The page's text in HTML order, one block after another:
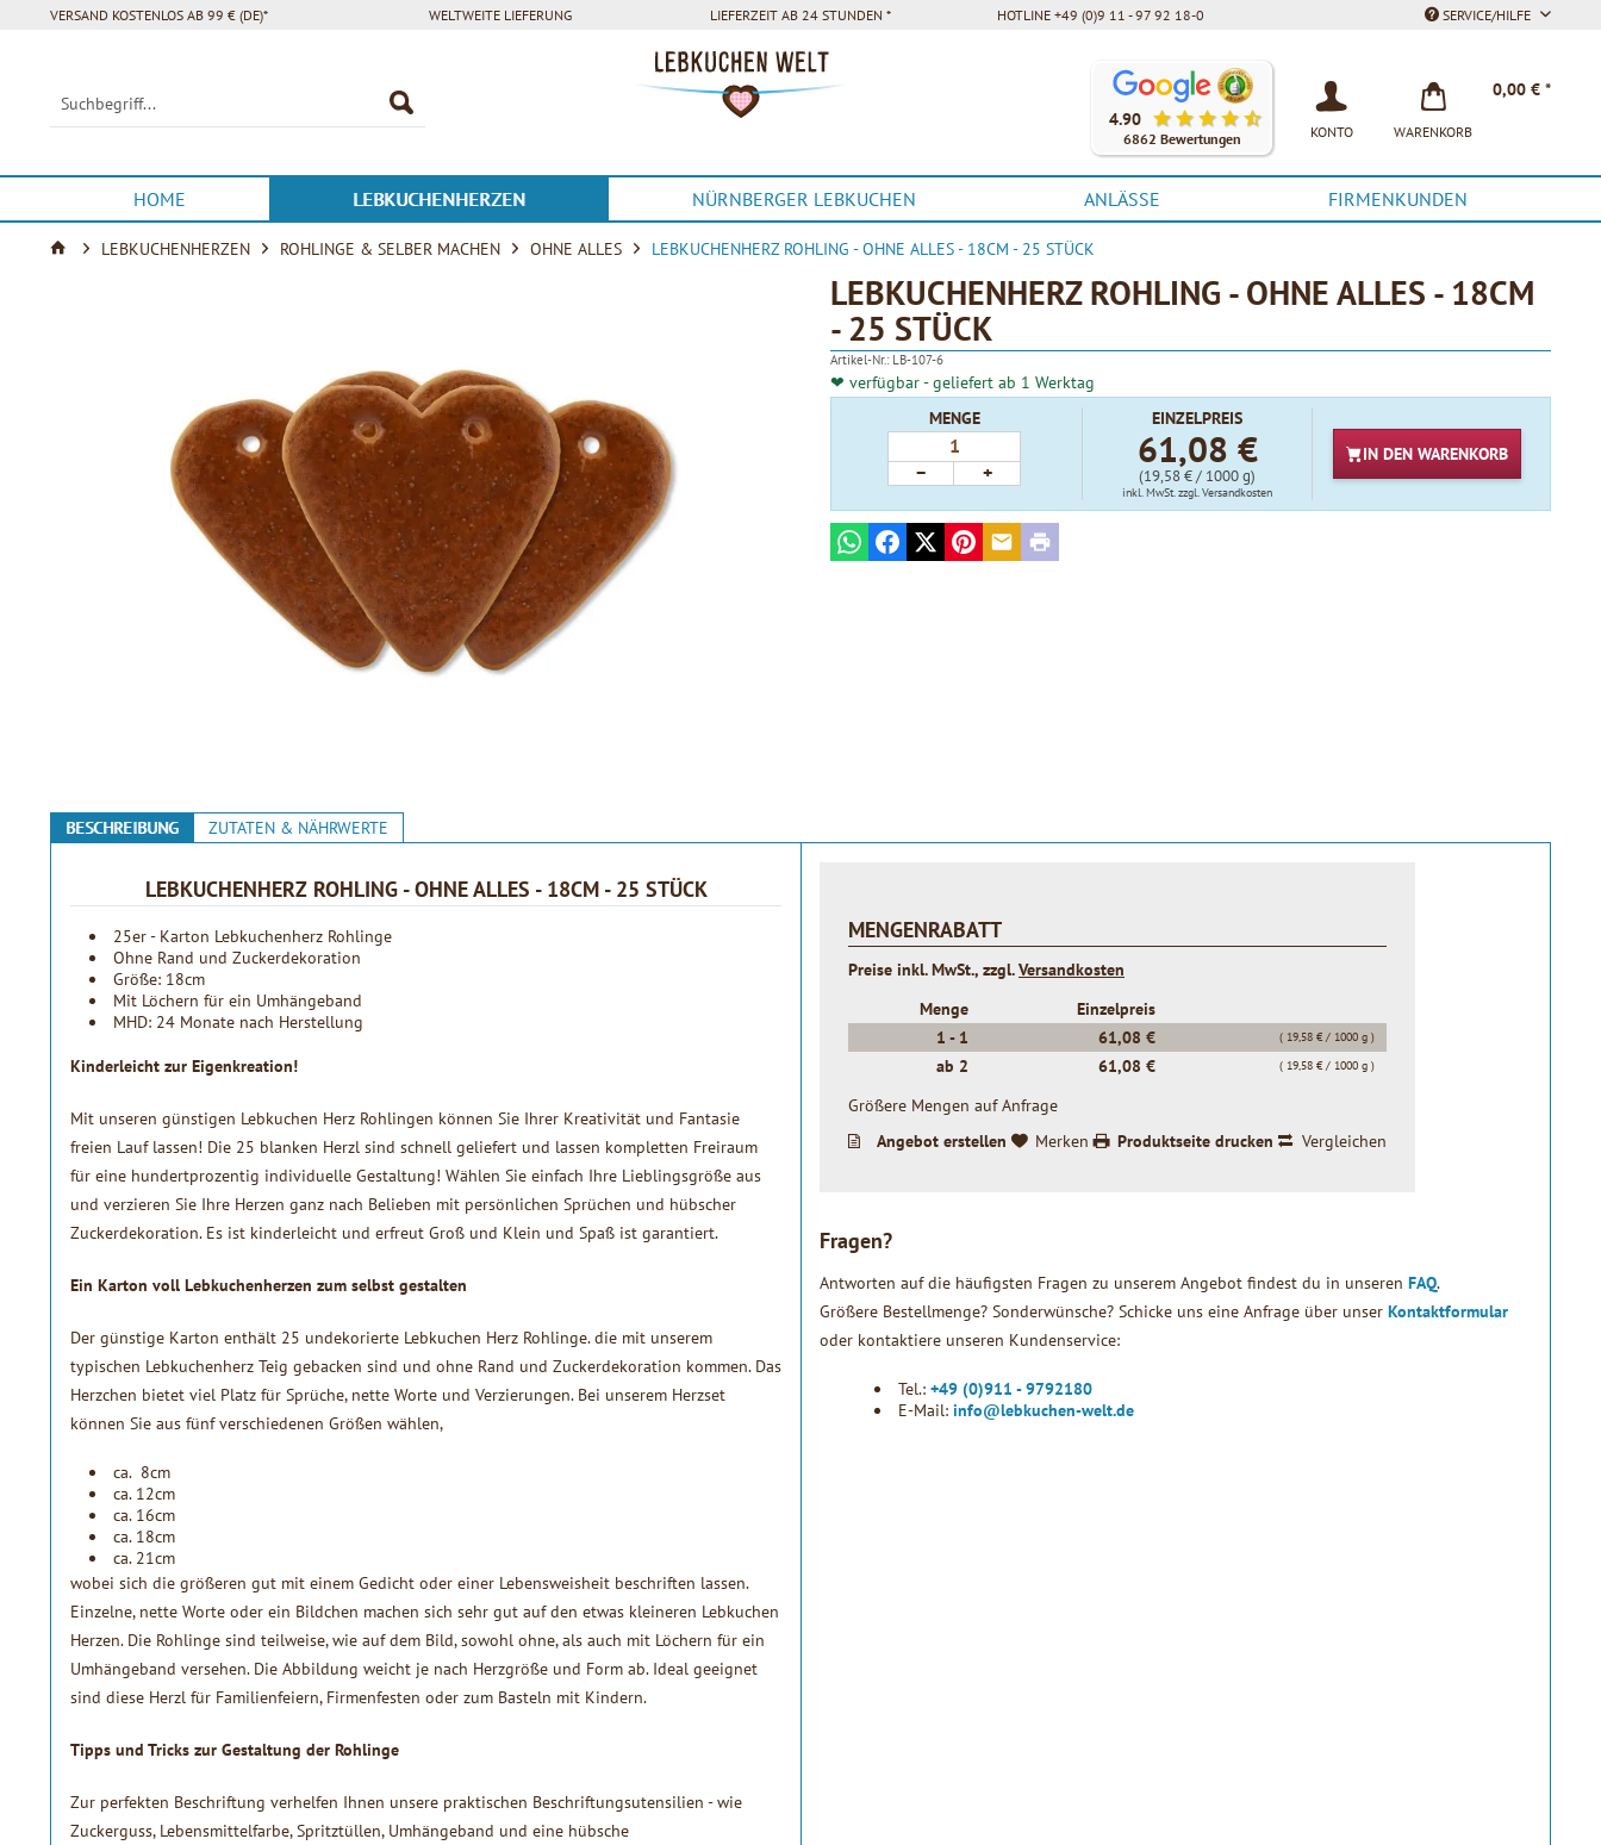
VERSAND KOSTENLOS AB 99 € (DE)* WELTWEITE LIEFERUNG LIEFERZEIT AB 24 STUNDEN * HOTLINE +49 (0)9 11 - 97 92 18-0 SERVICE/HILFE
Unsere Kunden bewerten unsere Produkte und unseren Service
4.90
6862 Bewertungen KONTO WARENKORB
0,00 € *
HOME LEBKUCHENHERZEN NÜRNBERGER LEBKUCHEN ANLÄSSE FIRMENKUNDEN
LEBKUCHENHERZEN ROHLINGE & SELBER MACHEN OHNE ALLES LEBKUCHENHERZ ROHLING - OHNE ALLES - 18CM - 25 STÜCK
LEBKUCHENHERZ ROHLING - OHNE ALLES - 18CM
- 25 STÜCK
Artikel-Nr.: LB-107-6
❤ verfügbar - geliefert ab 1 Werktag
MENGE
− +
EINZELPREIS
61,08 €
(19,58 € / 1000 g)
inkl. MwSt.zzgl. Versandkosten
IN DEN WARENKORB
WhatsAppFacebook
X PinterestE-mailPrint
BESCHREIBUNG ZUTATEN & NÄHRWERTE
LEBKUCHENHERZ ROHLING - OHNE ALLES - 18CM - 25 STÜCK
25er - Karton Lebkuchenherz Rohlinge
Ohne Rand und Zuckerdekoration
Größe: 18cm
Mit Löchern für ein Umhängeband
MHD: 24 Monate nach Herstellung
Kinderleicht zur Eigenkreation!
Mit unseren günstigen Lebkuchen Herz Rohlingen können Sie Ihrer Kreativität und Fantasie
freien Lauf lassen! Die 25 blanken Herzl sind schnell geliefert und lassen kompletten Freiraum
für eine hundertprozentig individuelle Gestaltung! Wählen Sie einfach Ihre Lieblingsgröße aus
und verzieren Sie Ihre Herzen ganz nach Belieben mit persönlichen Sprüchen und hübscher
Zuckerdekoration. Es ist kinderleicht und erfreut Groß und Klein und Spaß ist garantiert.
Ein Karton voll Lebkuchenherzen zum selbst gestalten
Der günstige Karton enthält 25 undekorierte Lebkuchen Herz Rohlinge. die mit unserem
typischen Lebkuchenherz Teig gebacken sind und ohne Rand und Zuckerdekoration kommen. Das
Herzchen bietet viel Platz für Sprüche, nette Worte und Verzierungen. Bei unserem Herzset
können Sie aus fünf verschiedenen Größen wählen,
ca. 8cm
ca. 12cm
ca. 16cm
ca. 18cm
ca. 21cm
wobei sich die größeren gut mit einem Gedicht oder einer Lebensweisheit beschriften lassen.
Einzelne, nette Worte oder ein Bildchen machen sich sehr gut auf den etwas kleineren Lebkuchen
Herzen. Die Rohlinge sind teilweise, wie auf dem Bild, sowohl ohne, als auch mit Löchern für ein
Umhängeband versehen. Die Abbildung weicht je nach Herzgröße und Form ab. Ideal geeignet
sind diese Herzl für Familienfeiern, Firmenfesten oder zum Basteln mit Kindern.
Tipps und Tricks zur Gestaltung der Rohlinge
Zur perfekten Beschriftung verhelfen Ihnen unsere praktischen Beschriftungsutensilien - wie
Zuckerguss, Lebensmittelfarbe, Spritztüllen, Umhängeband und eine hübsche
MENGENRABATT
Preise inkl. MwSt., zzgl.Versandkosten
Menge
Einzelpreis
1 - 1 61,08 € ( 19,58 € / 1000 g )
ab 2 61,08 € ( 19,58 € / 1000 g )
Größere Mengen auf Anfrage
Angebot erstellen
Merken Produktseite drucken Vergleichen
Fragen?
Antworten auf die häufigsten Fragen zu unserem Angebot findest du in unseren FAQ.
Größere Bestellmenge? Sonderwünsche? Schicke uns eine Anfrage über unser Kontaktformular
oder kontaktiere unseren Kundenservice:
Tel.: +49 (0)911 - 9792180
E-Mail: info@lebkuchen-welt.de